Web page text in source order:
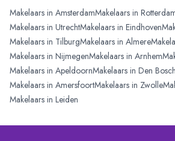
Makelaars in AmsterdamMakelaars in
Makelaars in UtrechtMakelaars in Eindhoven
Makelaars in TilburgMakelaars in Almere
Makelaars in NijmegenMakelaars in Arnhem
Makelaars in ApeldoornMakelaars in Den Bosch
Makelaars in AmersfoortMakelaars in Zwolle
Makelaars in Leiden